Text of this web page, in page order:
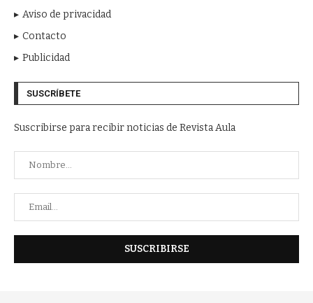
Aviso de privacidad
Contacto
Publicidad
SUSCRÍBETE
Suscribirse para recibir noticias de Revista Aula